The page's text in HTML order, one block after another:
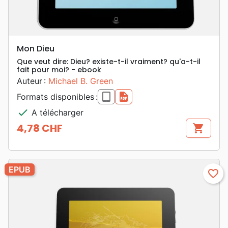
Mon Dieu
Que veut dire: Dieu? existe-t-il vraiment? qu'a-t-il
fait pour moi? - ebook
Auteur : Michael B. Green
Formats disponibles : epub
pdf
check A télécharger
Prix
4,78 CHF shopping_cart
EPUB favorite_border